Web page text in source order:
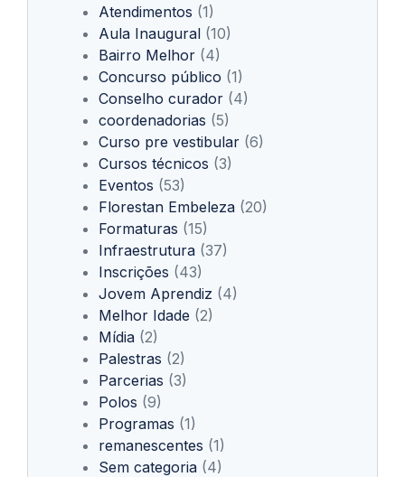
Atendimentos (1)
Aula Inaugural (10)
Bairro Melhor (4)
Concurso público (1)
Conselho curador (4)
coordenadorias (5)
Curso pre vestibular (6)
Cursos técnicos (3)
Eventos (53)
Florestan Embeleza (20)
Formaturas (15)
Infraestrutura (37)
Inscrições (43)
Jovem Aprendiz (4)
Melhor Idade (2)
Mídia (2)
Palestras (2)
Parcerias (3)
Polos (9)
Programas (1)
remanescentes (1)
Sem categoria (4)